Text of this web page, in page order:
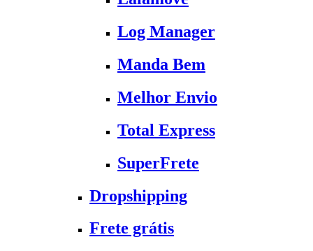
Log Manager
Manda Bem
Melhor Envio
Total Express
SuperFrete
Dropshipping
Frete grátis